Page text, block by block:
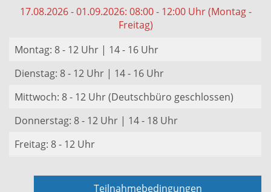
17.08.2026 - 01.09.2026: 08:00 - 12:00 Uhr (Montag -
Freitag)
Montag: 8 - 12 Uhr | 14 - 16 Uhr
Dienstag: 8 - 12 Uhr | 14 - 16 Uhr
Mittwoch: 8 - 12 Uhr (Deutschbüro geschlossen)
Donnerstag: 8 - 12 Uhr | 14 - 18 Uhr
Freitag: 8 - 12 Uhr
Teilnahmebedingungen